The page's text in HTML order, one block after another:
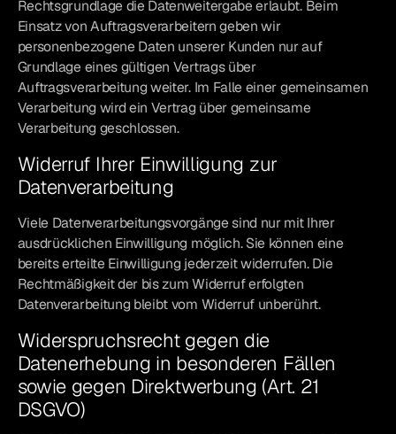
Rechtsgrundlage die Datenweitergabe erlaubt. Beim
Einsatz von Auftragsverarbeitern geben wir
personenbezogene Daten unserer Kunden nur auf
Grundlage eines gültigen Vertrags über
Auftragsverarbeitung weiter. Im Falle einer gemeinsamen
Verarbeitung wird ein Vertrag über gemeinsame
Verarbeitung geschlossen.
Widerruf Ihrer Einwilligung zur
Datenverarbeitung
Viele Datenverarbeitungsvorgänge sind nur mit Ihrer
ausdrücklichen Einwilligung möglich. Sie können eine
bereits erteilte Einwilligung jederzeit widerrufen. Die
Rechtmäßigkeit der bis zum Widerruf erfolgten
Datenverarbeitung bleibt vom Widerruf unberührt.
Widerspruchsrecht gegen die
Datenerhebung in besonderen Fällen
sowie gegen Direktwerbung (Art. 21
DSGVO)